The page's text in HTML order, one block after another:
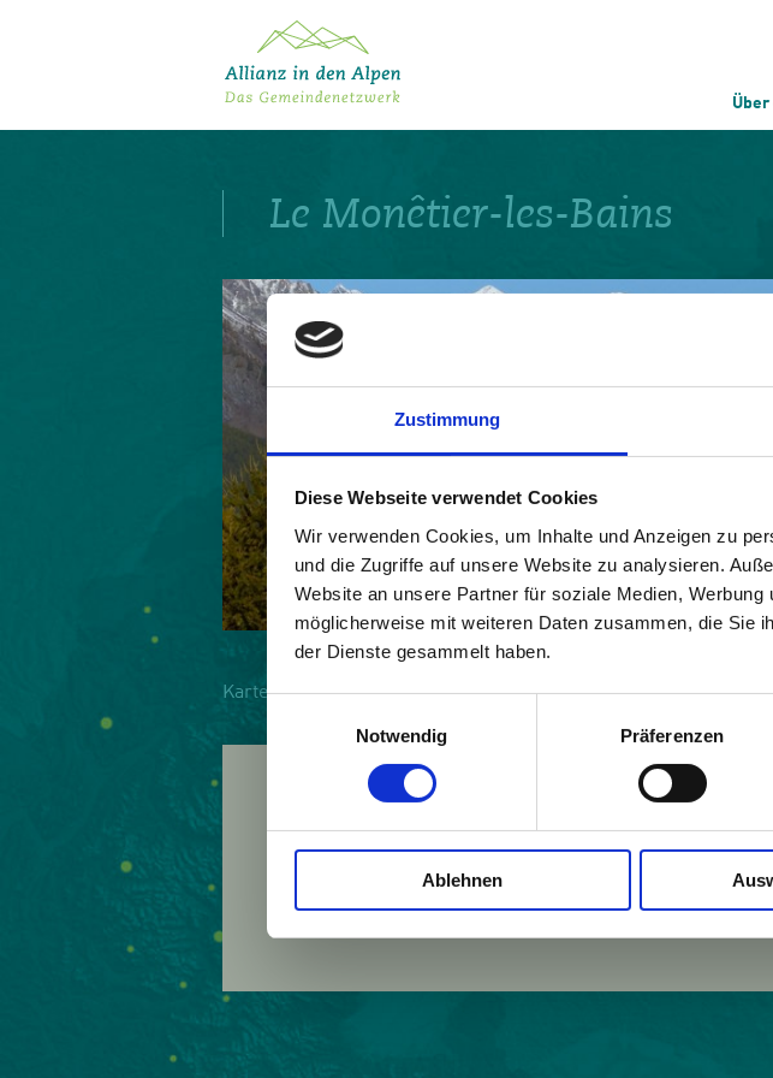
Zustimmung
Diese Webseite verwendet Cookies
Wir verwenden Cookies, um Inhalte und Anzeigen zu
und die Zugriffe auf unsere Website zu analysieren.
Website an unsere Partner für soziale Medien,
möglicherweise mit weiteren Daten zusammen, die Sie
der Dienste gesammelt haben.
Notwendig
Präferenzen
Ablehnen
SlovenščinaEnglish
Le Monêtier-les-Bains
Karte|Bild
2008
Webseite: http://www.monetier.com